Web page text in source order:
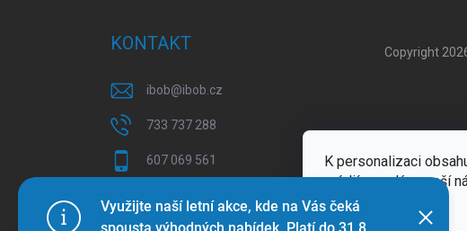
K personalizaci
médií a analýze naší
Více informací
Využijte naší letní akce, kde na Vás čeká
KONTAKT
ibob@ibob.cz
733 737 288
607 069 561
Copyright